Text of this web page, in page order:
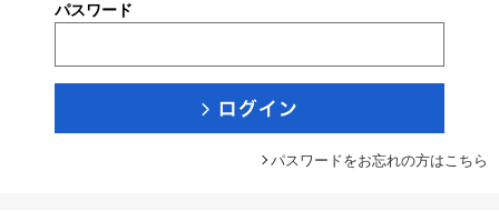
パスワード
パスワードをお忘れの方はこちら